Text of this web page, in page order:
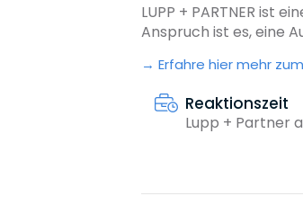
LUPP + PARTNER ist
Anspruch ist es, eine
Erfahre hier mehr
Reaktionszeit
Lupp + Partner